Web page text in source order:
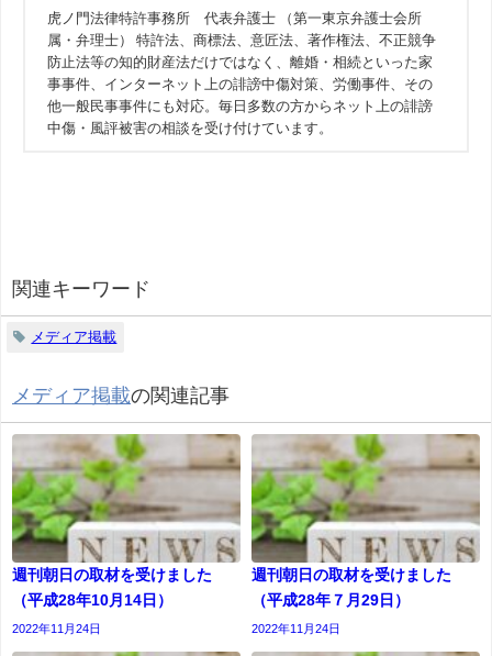
虎ノ門法律特許事務所 代表弁護士 （第一東京弁護士会所
属・弁理士） 特許法、商標法、意匠法、著作権法、不正競争
防止法等の知的財産法だけではなく、離婚・相続といった家
事事件、インターネット上の誹謗中傷対策、労働事件、その
他一般民事事件にも対応。毎日多数の方からネット上の誹謗
中傷・風評被害の相談を受け付けています。
関連キーワード
メディア掲載
メディア掲載の関連記事
週刊朝日の取材を受けました
（平成28年10月14日）
2022年11月24日
週刊朝日の取材を受けました
（平成28年７月29日）
2022年11月24日